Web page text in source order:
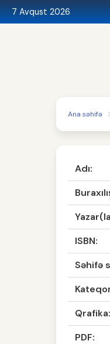
7 Avqust 2026
Ana səhifə
Adı:
ISBN:
Səhifə
Qrafika:
PDF: